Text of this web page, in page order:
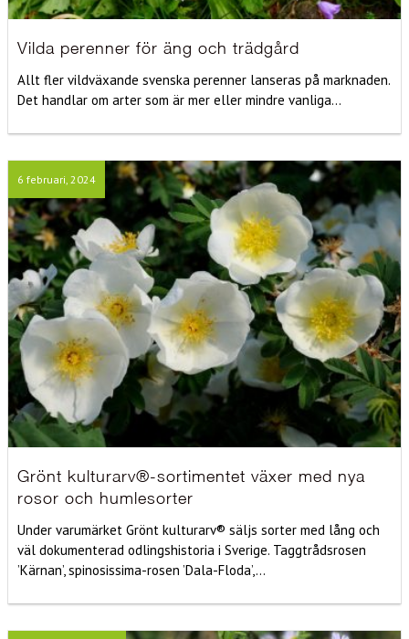
Vilda perenner för äng och trädgård
Allt fler vildväxande svenska perenner lanseras på marknaden.
Det handlar om arter som är mer eller mindre vanliga...
6 februari, 2024
Grönt kulturarv®-sortimentet växer med nya
rosor och humlesorter
Under varumärket Grönt kulturarv® säljs sorter med lång och
väl dokumenterad odlingshistoria i Sverige. Taggtrådsrosen
’Kärnan’, spinosissima-rosen ’Dala-Floda’,...